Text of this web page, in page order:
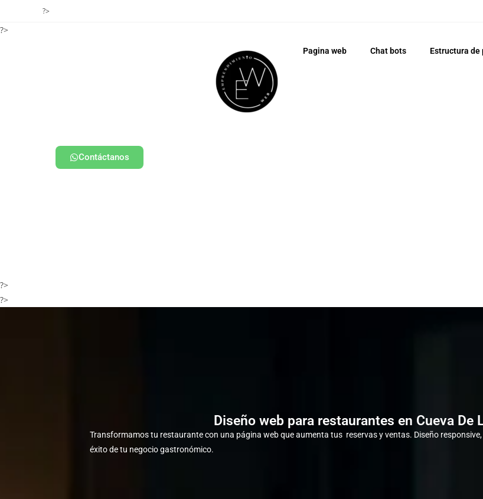
?>
?>
Contáctanos
Pagina web Chat bots Estructura de
?>
?>
Diseño web para restaurantes en Cueva De
Transformamos tu restaurante con una página web que aumenta tus reservas y ventas. Diseño
éxito de tu negocio gastronómico.